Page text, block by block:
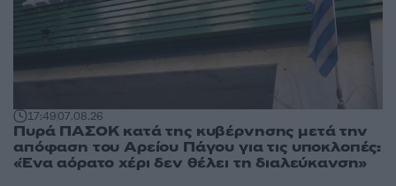
17:4907.08.26
Πυρά ΠΑΣΟΚ κατά της κυβέρνησης μετά την
απόφαση του Αρείου Πάγου για τις υποκλοπές:
«Ένα αόρατο χέρι δεν θέλει τη διαλεύκανση»